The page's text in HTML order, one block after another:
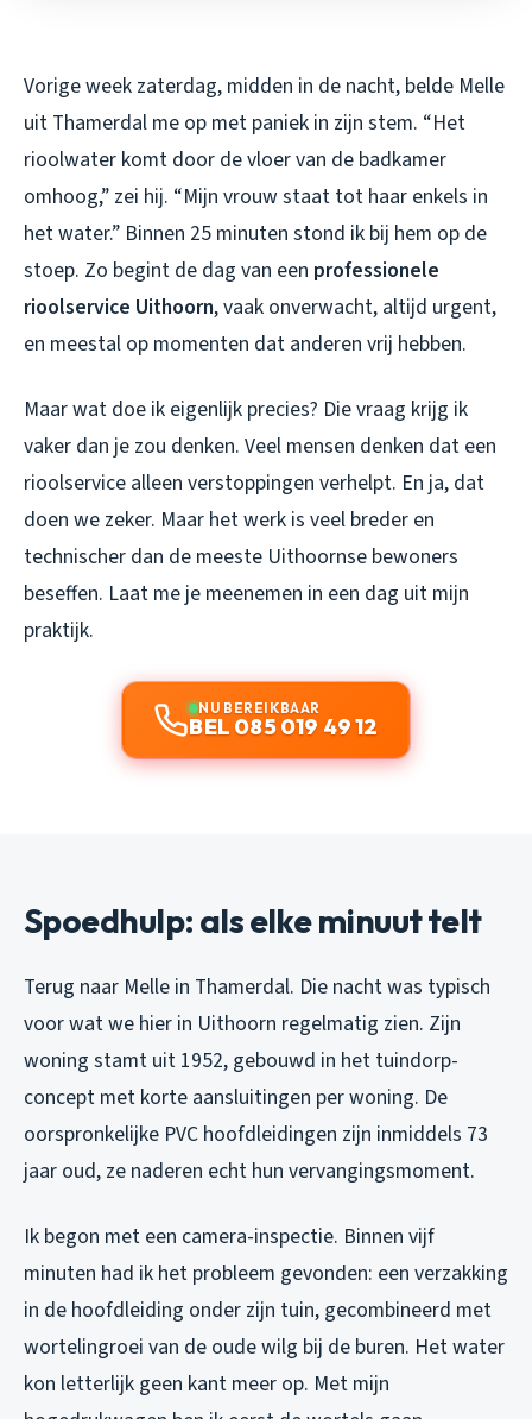
Vorige week zaterdag, midden in de nacht, belde Melle
uit Thamerdal me op met paniek in zijn stem. “Het
rioolwater komt door de vloer van de badkamer
omhoog,” zei hij. “Mijn vrouw staat tot haar enkels in
het water.” Binnen 25 minuten stond ik bij hem op de
stoep. Zo begint de dag van een professionele
rioolservice Uithoorn, vaak onverwacht, altijd urgent,
en meestal op momenten dat anderen vrij hebben.
Maar wat doe ik eigenlijk precies? Die vraag krijg ik
vaker dan je zou denken. Veel mensen denken dat een
rioolservice alleen verstoppingen verhelpt. En ja, dat
doen we zeker. Maar het werk is veel breder en
technischer dan de meeste Uithoornse bewoners
beseffen. Laat me je meenemen in een dag uit mijn
praktijk.
NU BEREIKBAAR
BEL 085 019 49 12
Spoedhulp: als elke minuut telt
Terug naar Melle in Thamerdal. Die nacht was typisch
voor wat we hier in Uithoorn regelmatig zien. Zijn
woning stamt uit 1952, gebouwd in het tuindorp-
concept met korte aansluitingen per woning. De
oorspronkelijke PVC hoofdleidingen zijn inmiddels 73
jaar oud, ze naderen echt hun vervangingsmoment.
Ik begon met een camera-inspectie. Binnen vijf
minuten had ik het probleem gevonden: een verzakking
in de hoofdleiding onder zijn tuin, gecombineerd met
wortelingroei van de oude wilg bij de buren. Het water
kon letterlijk geen kant meer op. Met mijn